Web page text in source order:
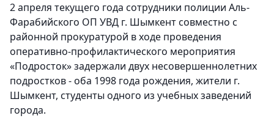
2 апреля текущего года сотрудники полиции Аль-
Фарабийского ОП УВД г. Шымкент совместно с
районной прокуратурой в ходе проведения
оперативно-профилактического мероприятия
«Подросток» задержали двух несовершеннолетних
подростков - оба 1998 года рождения, жители г.
Шымкент, студенты одного из учебных заведений
города.